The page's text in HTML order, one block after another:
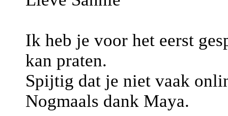
Ik heb je voor het eerst
kan praten.
Spijtig dat je niet vaak
Nogmaals dank Maya.